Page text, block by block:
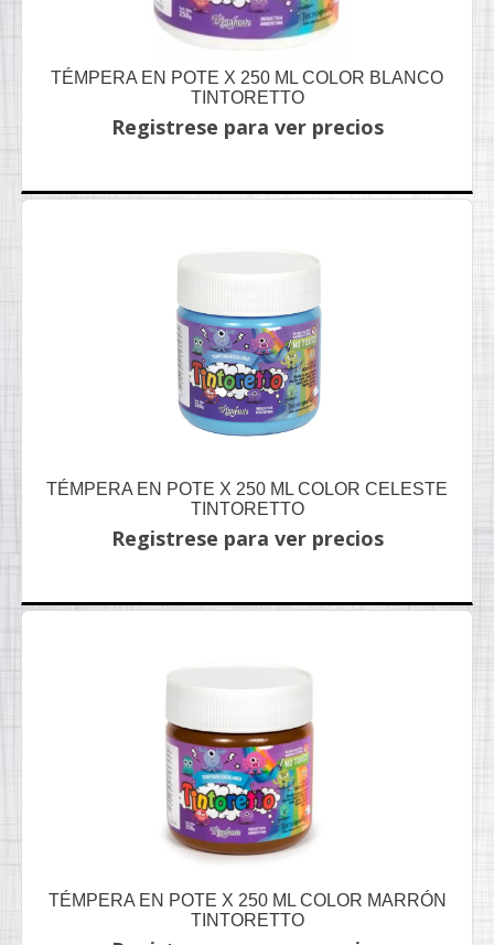
TÉMPERA EN POTE X 250 ML COLOR BLANCO
TINTORETTO
Registrese para ver precios
TÉMPERA EN POTE X 250 ML COLOR CELESTE
TINTORETTO
Registrese para ver precios
TÉMPERA EN POTE X 250 ML COLOR MARRÓN
TINTORETTO